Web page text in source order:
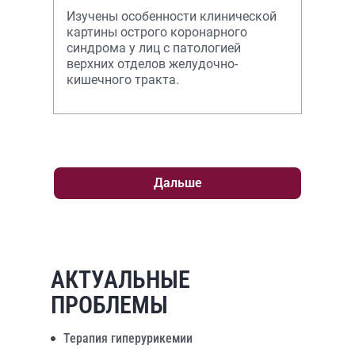
кишечного тракта
Изучены особенности клинической
картины острого коронарного
синдрома у лиц с патологией
верхних отделов желудочно-
кишечного тракта.
Дальше
АКТУАЛЬНЫЕ
ПРОБЛЕМЫ
Терапия гиперурикемии